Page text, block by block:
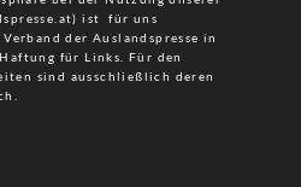
ist für uns
der Auslandspresse in
für Links. Für den
sind ausschließlich deren